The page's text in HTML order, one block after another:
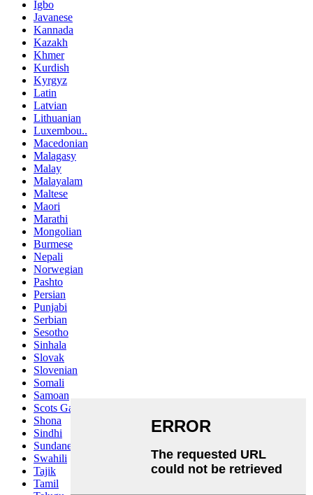
Igbo
Javanese
Kannada
Kazakh
Khmer
Kurdish
Kyrgyz
Latin
Latvian
Lithuanian
Luxembou..
Macedonian
Malagasy
Malay
Malayalam
Maltese
Maori
Marathi
Mongolian
Burmese
Nepali
Norwegian
Pashto
Persian
Punjabi
Serbian
Sesotho
Sinhala
Slovak
Slovenian
Somali
Samoan
Scots Gaelic
Shona
Sindhi
Sundanese
Swahili
Tajik
Tamil